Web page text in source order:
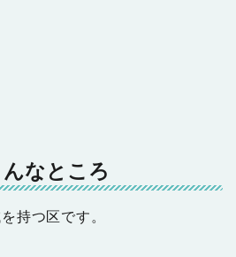
なところ
持つ区です。